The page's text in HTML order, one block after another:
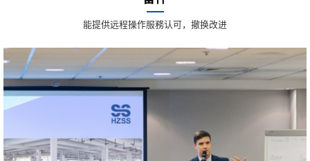
能提供远程操作服務认可，撤换改进